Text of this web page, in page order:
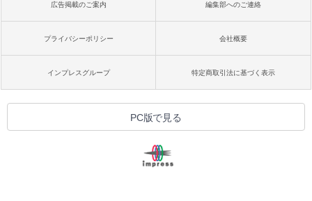
広告掲載のご案内 編集部へのご連絡
プライバシーポリシー 会社概要
インプレスグループ 特定商取引法に基づく表示
PC版で見る